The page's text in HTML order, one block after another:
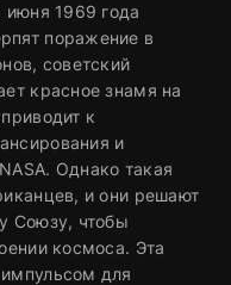
июня 1969 года
поражение в
советский
красное знамя на
к
и
Однако такая
и они решают
Союзу, чтобы
космоса. Эта
для